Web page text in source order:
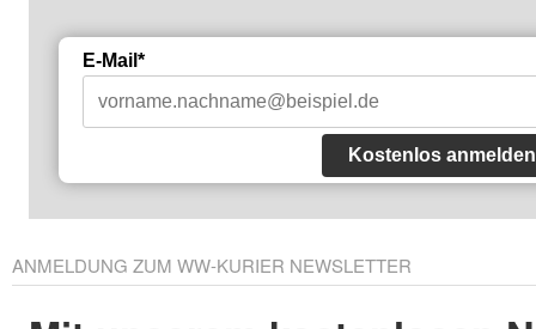
E-Mail*
Kostenlos anmelden
ANMELDUNG ZUM WW-KURIER NEWSLETTER